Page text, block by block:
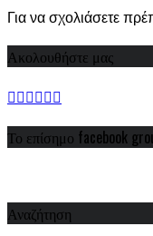
Για να σχολιάσετε
Ακολουθήστε μας
Το επίσημο facebook
Αναζήτηση